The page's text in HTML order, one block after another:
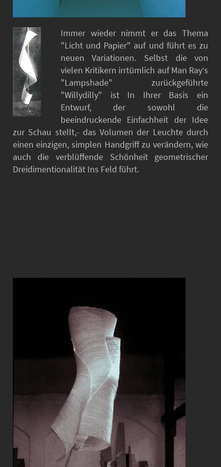
Immer wieder nimmt er das Thema
"Licht und Papier" auf und führt es zu
neuen Variationen. Selbst die von
vielen Kritikern irrtümlich auf Man Ray‘s
"Lampshade" zurückgeführte
"Willydilly" ist In Ihrer Basis ein
Entwurf, der sowohl die
beeindruckende Einfachheit der Idee
zur Schau stellt,- das Volumen der Leuchte durch
einen einzigen, simplen Handgriff zu verändern, wie
auch die verblüffende Schönheit geometrischer
Dreidimentionalität Ins Feld führt.